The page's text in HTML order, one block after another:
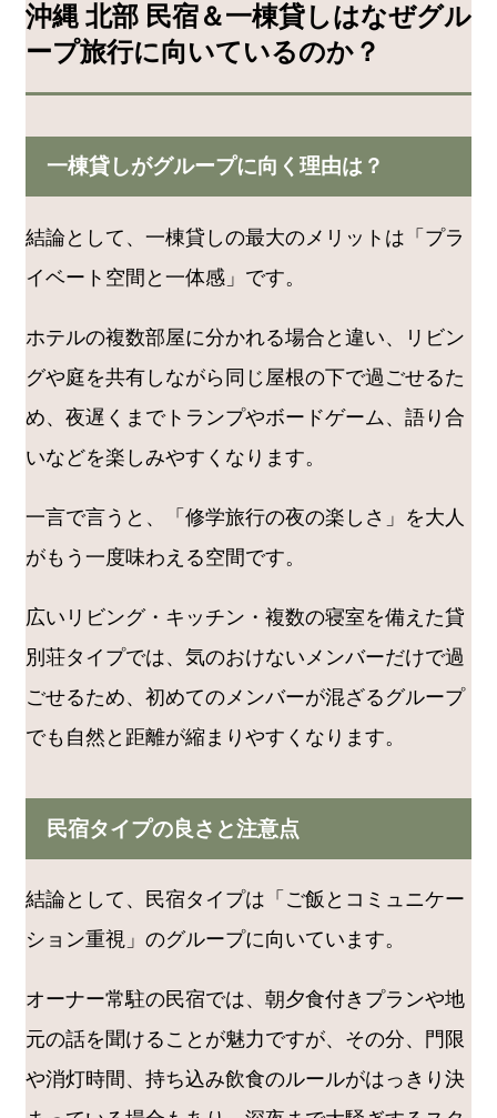
沖縄 北部 民宿＆一棟貸しはなぜグル
ープ旅行に向いているのか？
一棟貸しがグループに向く理由は？
結論として、一棟貸しの最大のメリットは「プラ
イベート空間と一体感」です。
ホテルの複数部屋に分かれる場合と違い、リビン
グや庭を共有しながら同じ屋根の下で過ごせるた
め、夜遅くまでトランプやボードゲーム、語り合
いなどを楽しみやすくなります。
一言で言うと、「修学旅行の夜の楽しさ」を大人
がもう一度味わえる空間です。
広いリビング・キッチン・複数の寝室を備えた貸
別荘タイプでは、気のおけないメンバーだけで過
ごせるため、初めてのメンバーが混ざるグループ
でも自然と距離が縮まりやすくなります。
民宿タイプの良さと注意点
結論として、民宿タイプは「ご飯とコミュニケー
ション重視」のグループに向いています。
オーナー常駐の民宿では、朝夕食付きプランや地
元の話を聞けることが魅力ですが、その分、門限
や消灯時間、持ち込み飲食のルールがはっきり決